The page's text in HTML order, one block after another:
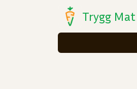
Trygg Mat